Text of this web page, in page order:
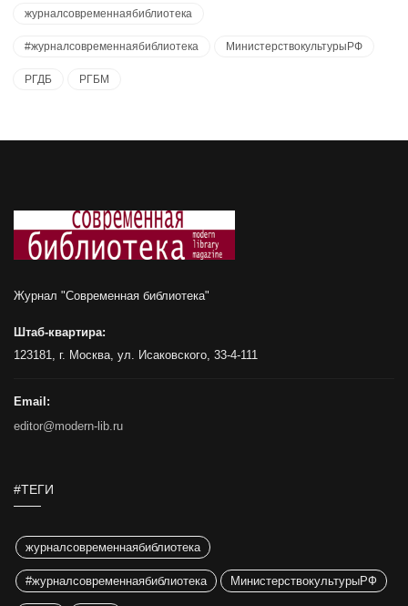
журналсовременнаябиблиотека
#журналсовременнаябиблиотека МинистерствокультурыРФ
РГДБ РГБМ
Журнал "Современная библиотека"
Штаб-квартира:
123181, г. Москва, ул. Исаковского, 33-4-111
Email:
editor@modern-lib.ru
#ТЕГИ
журналсовременнаябиблиотека
#журналсовременнаябиблиотека МинистерствокультурыРФ